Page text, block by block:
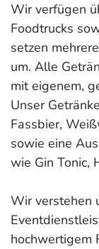
Wir verfügen
Foodtrucks
setzen
um. Alle
mit eigenem,
Unser
Fassbier,
sowie eine
wie Gin Tonic,
Wir verstehen
hochwertigem